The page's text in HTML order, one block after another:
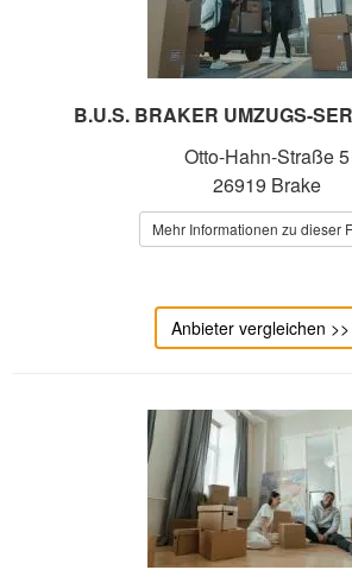
B.U.S. BRAKER UMZUGS-
Otto-Hahn-Straße 5
26919 Brake
Mehr Informationen zu dieser
Anbieter vergleichen >>